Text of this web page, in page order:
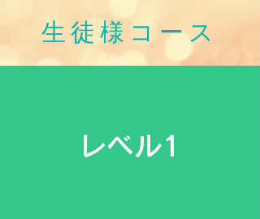
​生徒様コース
レベル1